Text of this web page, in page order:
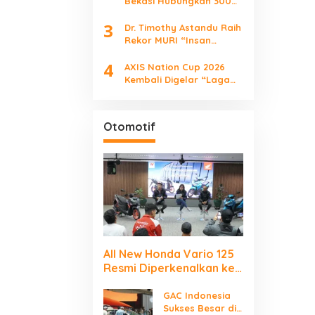
Peluang Karier Lewat
Future Ready
3
Dr. Timothy Astandu Raih
Rekor MURI “Insan
Mengunjungi Negara
Berdaulat Terbanyak”
4
AXIS Nation Cup 2026
Kembali Digelar “Laga
Otomotif
All New Honda Vario 125
Resmi Diperkenalkan ke
Tangerang
GAC Indonesia
Sukses Besar di